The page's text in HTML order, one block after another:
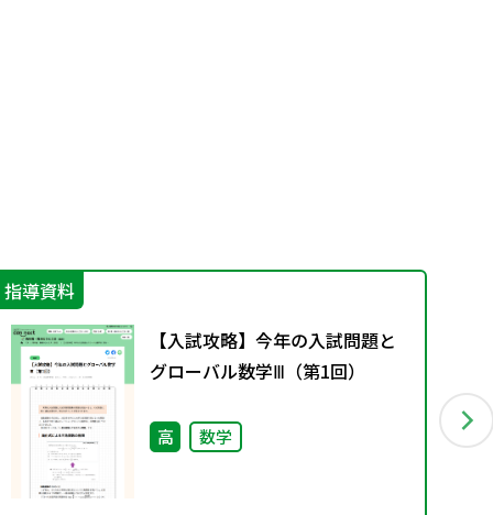
指導資料
【入試攻略】今年の入試問題と
グローバル数学Ⅲ（第1回）
高 数学